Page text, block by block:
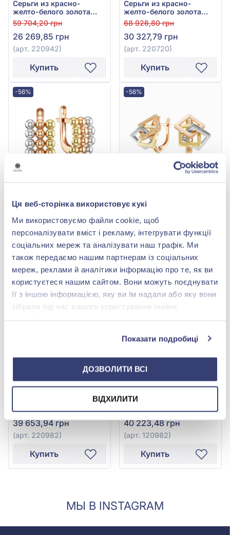
Ця веб-сторінка використовує кукі
Ми використовуємо файли cookie, щоб
персоналізувати вміст і рекламу, інтегрувати функції
соціальних мереж та аналізувати наш трафік. Ми
також передаємо нашим партнерам із соціальних
мереж, реклами й аналітики інформацію про те, як ви
користуєтеся нашим сайтом. Вони можуть поєднувати
її з іншою інформацією, яку ви їм надали або яку вони
зібрали під час вашого користування їхніми
Показати подробиці
ДОЗВОЛИТИ ВСІ
ВІДХИЛИТИ
Серьги из красно-
желто-белого золота
585° без вставки, арт.
220942
59 704,20 грн
26 269,85 грн
(арт. 220942)
Купить
Серьги из красно-
желто-белого золота
585°, без вставки, арт.
220720
68 926,80 грн
30 327,79 грн
(арт. 220720)
Купить
-56%
красно-жёлто-белого
арт. 410116
45 465,80 грн
20 004,95 грн
(арт. 410116)
Купить
-56%
жёлто-белого золота
220951
71 515,60 грн
31 466,86 грн
(арт. 220951)
Купить
-56%
Серьги из красно-
220982
90 122,60 грн
39 653,94 грн
(арт. 220982)
Купить
-56%
Серьги из красно-
желто-белого золота
120982
91 417,00 грн
40 223,48 грн
(арт. 120982)
Купить
МЫ В INSTAGRAM